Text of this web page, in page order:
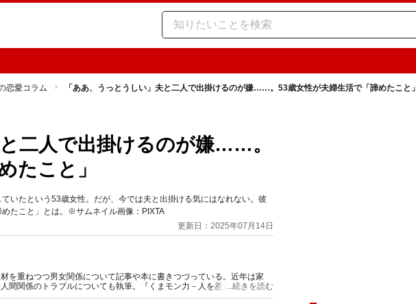
恋愛コラム 「ああ、うっとうしい」夫と二人で出掛けるのが嫌……。53歳女性が夫婦生活で「諦めたこと」
二人で出掛けるのが嫌……。
たこと」
いたという53歳女性。だが、今では夫と出掛ける気にはなれない。彼
たこと」とは。※サムネイル画像：PIXTA
更新日：2025年07月14日
を重ねつつ男女関係について記事や本に書きつづっている。近年は家
間関係のトラブルについても執筆。『くまモン力－人を惹きつける愛と
...続きを読む